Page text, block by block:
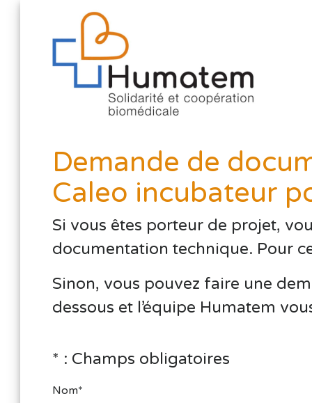
Demande de
Caleo incubateur
Si vous êtes porteur de projet,
documentation technique. Pour
Sinon, vous pouvez faire une
dessous et l’équipe Humatem
* : Champs obligatoires
Nom